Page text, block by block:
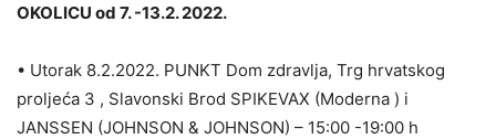
OKOLICU od 7. -13.2. 2022.
• Utorak 8.2.2022. PUNKT Dom zdravlja, Trg hrvatskog
proljeća 3 , Slavonski Brod SPIKEVAX (Moderna ) i
JANSSEN (JOHNSON & JOHNSON) – 15:00 -19:00 h